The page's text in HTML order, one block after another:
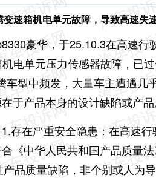
变速箱机电单元故障，导致高速失
豪华，于25.10.3在高速
电单元压力传感器故障，已
车型中频发，大量车主遭遇
于产品本身的设计缺陷或产品
存在严重安全隐患：在高速
《中华人民共和国产品质量
产品质量缺陷，非个别或人为